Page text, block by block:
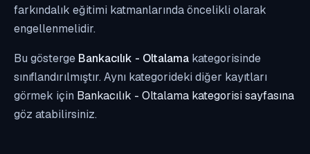
farkındalık eğitimi katmanlarında öncelikli olarak
engellenmelidir.
Bu gösterge Bankacılık - Oltalama kategorisinde
sınıflandırılmıştır. Aynı kategorideki diğer kayıtları
görmek için Bankacılık - Oltalama kategorisi sayfasına
göz atabilirsiniz.